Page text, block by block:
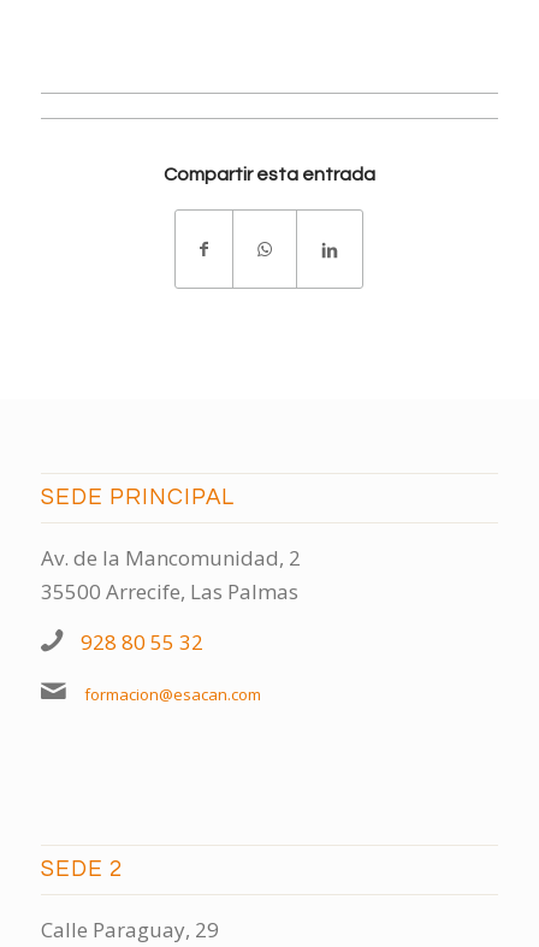
Compartir esta entrada
SEDE PRINCIPAL
Av. de la Mancomunidad, 2
35500 Arrecife, Las Palmas
928 80 55 32
formacion@esacan.com
SEDE 2
Calle Paraguay, 29